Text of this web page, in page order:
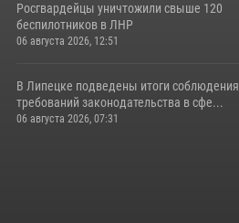
Росгвардейцы уничтожили свыше 120
беспилотников в ЛНР
06 августа 2026, 12:51
В Липецке подведены итоги соблюдения
требований законодательства в сфе...
06 августа 2026, 07:31